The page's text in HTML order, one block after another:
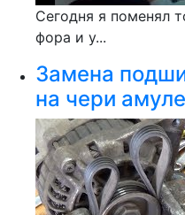
Сегодня я поменял
фора и у...
Замена
на чери